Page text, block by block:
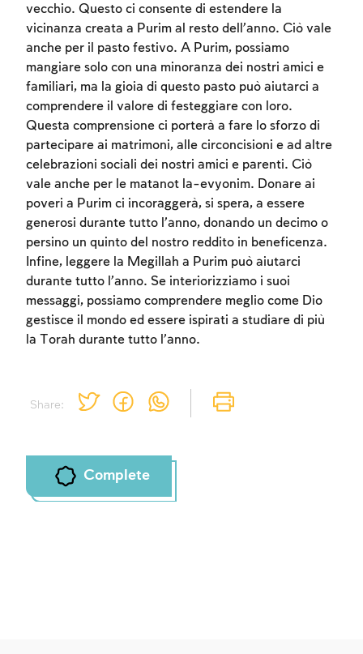
Share:
vecchio. Questo ci consente di estendere la
vicinanza creata a Purim al resto dell’anno. Ciò vale
anche per il pasto festivo. A Purim, possiamo
mangiare solo con una minoranza dei nostri amici e
familiari, ma la gioia di questo pasto può aiutarci a
comprendere il valore di festeggiare con loro.
Questa comprensione ci porterà a fare lo sforzo di
partecipare ai matrimoni, alle circoncisioni e ad altre
celebrazioni sociali dei nostri amici e parenti. Ciò
vale anche per le matanot la-evyonim. Donare ai
poveri a Purim ci incoraggerà, si spera, a essere
generosi durante tutto l’anno, donando un decimo o
persino un quinto del nostro reddito in beneficenza.
Infine, leggere la Megillah a Purim può aiutarci
durante tutto l’anno. Se interiorizziamo i suoi
messaggi, possiamo comprendere meglio come Dio
gestisce il mondo ed essere ispirati a studiare di più
la Torah durante tutto l’anno.
Complete
to create an account or log in.
Sign up Login